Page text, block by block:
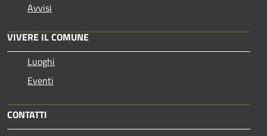
Avvisi
VIVERE IL COMUNE
Luoghi
Eventi
CONTATTI